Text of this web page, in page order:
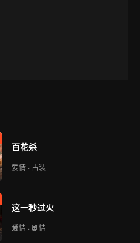
百花杀
爱情 · 古装
这一秒过火
爱情 · 剧情